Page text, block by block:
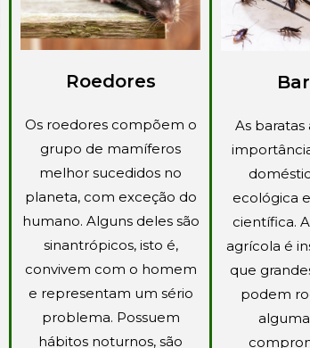
Roedores
Os roedores compõem o
grupo de mamíferos
melhor sucedidos no
planeta, com exceção do
humano. Alguns deles são
sinantrópicos, isto é,
convivem com o homem
e representam um sério
problema. Possuem
hábitos noturnos, são
As
ecológica
científica.
agrícola é
que
podem